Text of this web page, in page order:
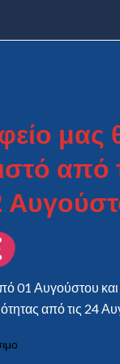
μας
από
01 Αυγούστου και
από τις 24
ΗΜΕΡΟΛΌΓΙΑΜΕΝΟΎ –
ΜΑΚΕΤΟΧΑΡΤΟ”